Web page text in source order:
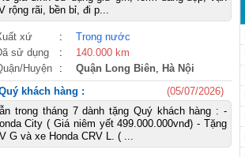
rộng rãi, bền bỉ, đi p...
xứ :
Trong nước
sử dụng :
140.000 km
Huyện : Quận Long Biên, Hà Nội
khách hàng :
(05/07/2026)
trong tháng 7 dành tặng Quý khách hàng : -
City ( Giá niêm yết 499.000.000vnđ) - Tặng
G và xe Honda CRV L. ( ...